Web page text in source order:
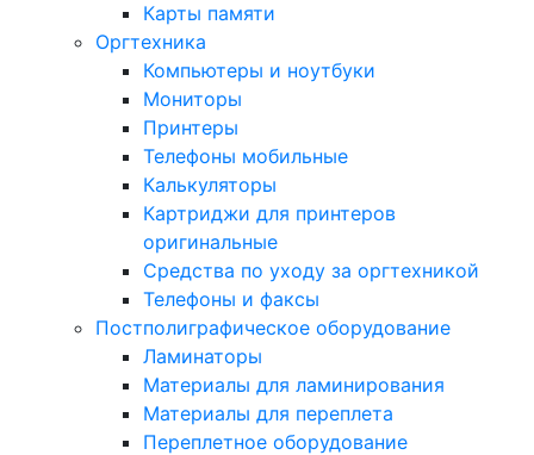
Карты памяти
Оргтехника
Компьютеры и ноутбуки
Мониторы
Принтеры
Телефоны мобильные
Калькуляторы
Картриджи для принтеров
оригинальные
Средства по уходу за оргтехникой
Телефоны и факсы
Постполиграфическое оборудование
Ламинаторы
Материалы для ламинирования
Материалы для переплета
Переплетное оборудование